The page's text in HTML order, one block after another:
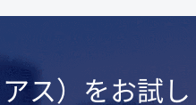
ス）をお試し